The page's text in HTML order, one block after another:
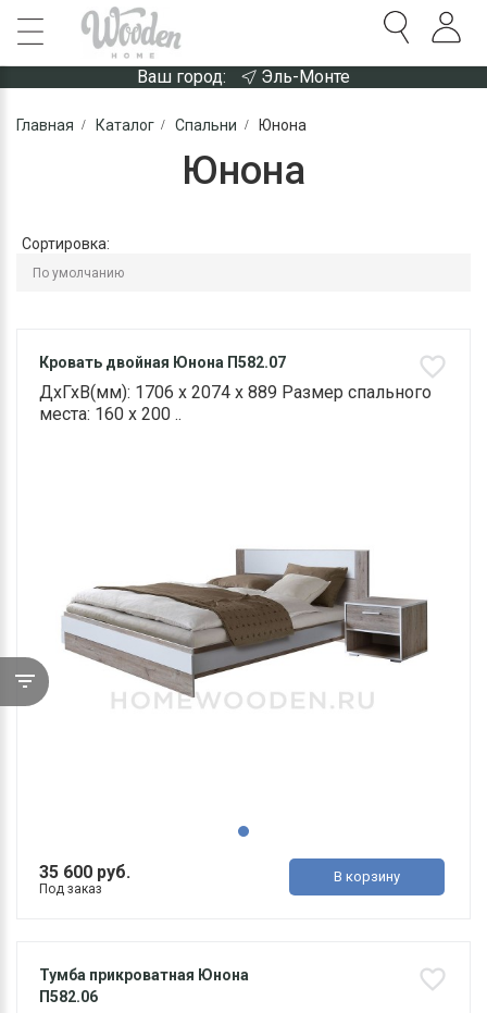
Ваш город: Эль-Монте
Главная Каталог Спальни Юнона
Юнона
Сортировка:
Кровать двойная Юнона П582.07
ДхГхВ(мм): 1706 х 2074 х 889 Размер спального
места: 160 х 200 ..
35 600 руб.
Под заказ
В корзину
Тумба прикроватная Юнона
П582.06